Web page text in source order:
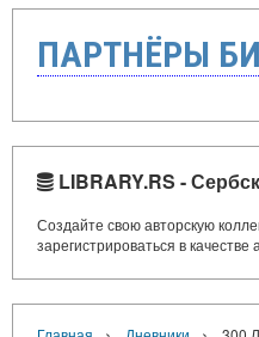
ПАРТНЁРЫ
LIBRARY.RS -
Создайте свою авторскую
зарегистрироваться в качестве